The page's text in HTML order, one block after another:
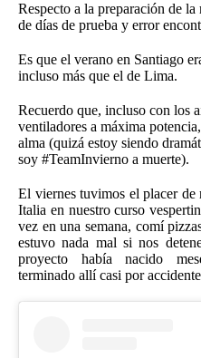
Respecto a la preparación de
de días de prueba y error
Es que el verano en Santiago
incluso más que el de Lima.
Recuerdo que, incluso con los
ventiladores a máxima
alma (quizá estoy siendo
soy #TeamInvierno a muerte).
El viernes tuvimos el placer de
Italia en nuestro curso
vez en una semana, comí
estuvo nada mal si nos
proyecto había nacido
terminado allí casi por